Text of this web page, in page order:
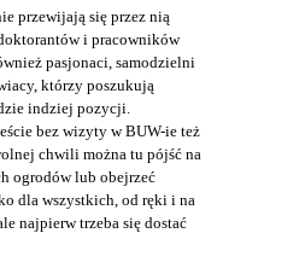
przewijają się przez nią
i pracowników
pasjonaci, samodzielni
którzy poszukują
indziej pozycji.
bez wizyty w BUW-ie też
chwili można tu pójść na
ogrodów lub obejrzeć
dla wszystkich, od ręki i na
najpierw trzeba się dostać